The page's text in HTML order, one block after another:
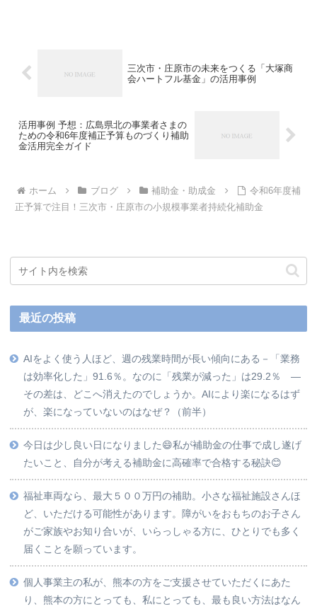
三次市・庄原市の未来をつくる「大塚商
会ハートフル基金」の活用事例
活用事例 予想：広島県北の事業者さまの
ための令和6年度補正予算ものづくり補助
金活用完全ガイド
ホーム ブログ 補助金・助成金
令和6年度補
正予算で注目！三次市・庄原市の小規模事業者持続化補助金
最近の投稿
AIをよく使う人ほど、週の残業時間が長い傾向にある－「業務
は効率化した」91.6％。なのに「残業が減った」は29.2％ ―
その差は、どこへ消えたのでしょうか。AIにより楽になるはず
が、楽になっていないのはなぜ？（前半）
今日は少し良い日になりました😄私が補助金の仕事で成し遂げ
たいこと、自分が考える補助金に高確率で合格する秘訣😊
福祉車両なら、最大５００万円の補助。小さな福祉施設さんほ
ど、いただける可能性があります。障がいをおもちのお子さん
がご家族やお知り合いが、いらっしゃる方に、ひとりでも多く
届くことを願っています。
個人事業主の私が、熊本の方をご支援させていただくにあた
り、熊本の方にとっても、私にとっても、最も良い方法はなん